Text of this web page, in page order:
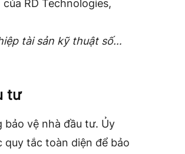
RD Technologies,
tài sản kỹ thuật số…
tư
bảo vệ nhà đầu tư. Ủy
quy tắc toàn diện để bảo